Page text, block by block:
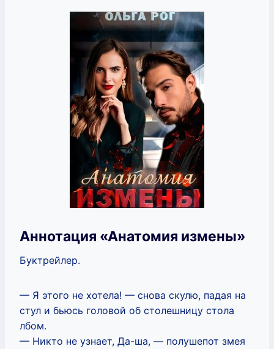
Аннотация «Анатомия измены»
Буктрейлер.
— Я этого не хотела! — снова скулю, падая на
стул и бьюсь головой об столешницу стола
лбом.
— Никто не узнает, Да-ша, — полушепот змея